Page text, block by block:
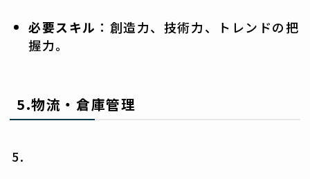
必要スキル ：創造力、技術力、トレンドの把
握力。
5.物流・倉庫管理